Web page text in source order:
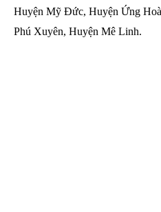
Huyện Mỹ Đức, Huyện Ứng
Phú Xuyên, Huyện Mê Linh.